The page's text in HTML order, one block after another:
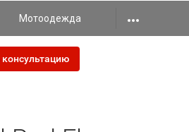
Мотоодежда